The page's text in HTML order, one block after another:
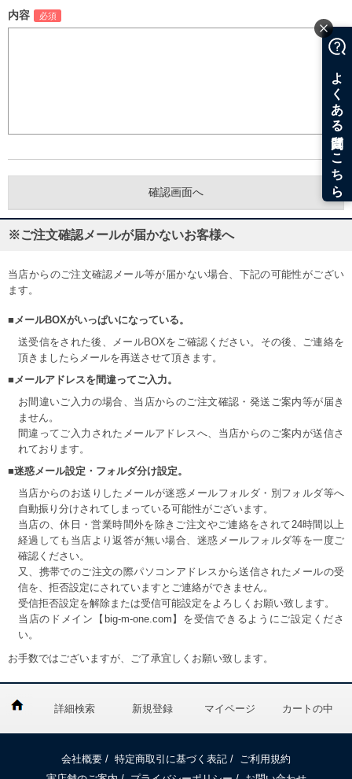
内容
※ご注文確認メールが届かないお客様へ
当店からのご注文確認メール等が届かない場合、下記の可能性がござい
ます。
■メールBOXがいっぱいになっている。
送受信をされた後、メールBOXをご確認ください。その後、ご連絡を
頂きましたらメールを再送させて頂きます。
■メールアドレスを間違ってご入力。
お間違いご入力の場合、当店からのご注文確認・発送ご案内等が届き
ません。
間違ってご入力されたメールアドレスへ、当店からのご案内が送信さ
れております。
■迷惑メール設定・フォルダ分け設定。
当店からのお送りしたメールが迷惑メールフォルダ・別フォルダ等へ
自動振り分けされてしまっている可能性がございます。
当店の、休日・営業時間外を除きご注文やご連絡をされて24時間以上
経過しても当店より返答が無い場合、迷惑メールフォルダ等を一度ご
確認ください。
又、携帯でのご注文の際パソコンアドレスから送信されたメールの受
信を、拒否設定にされていますとご連絡ができません。
受信拒否設定を解除または受信可能設定をよろしくお願い致します。
当店のドメイン【big-m-one.com】を受信できるようにご設定くださ
い。
お手数ではございますが、ご了承宜しくお願い致します。
詳細検索 新規登録 マイページ カートの中
会社概要 / 特定商取引に基づく表記 /
ご利用規約